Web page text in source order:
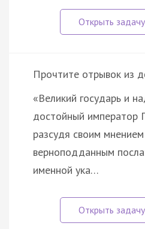
Прочтите отрывок из
«Великий государь и
достойный император
разсудя своим
верноподданным
именной ука…